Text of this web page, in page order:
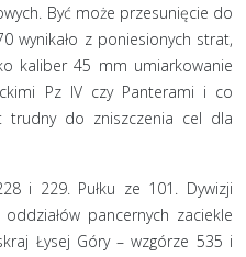
Być może przesunięcie do
wynikało z poniesionych strat,
kaliber 45 mm umiarkowanie
Pz IV czy Panterami i co
trudny do zniszczenia cel dla
i 229. Pułku ze 101. Dywizji
pancernych zaciekle
Łysej Góry – wzgórze 535 i